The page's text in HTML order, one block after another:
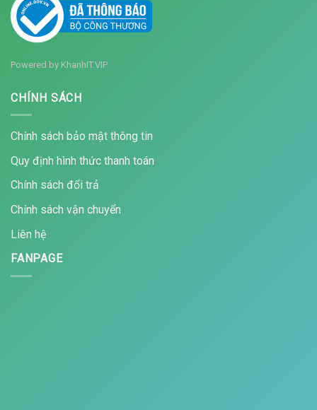
Powered by KhanhIT.VIP
CHÍNH SÁCH
Chính sách bảo mật thông tin
Quy định hình thức thanh toán
Chính sách đổi trả
Chính sách vận chuyển
Liên hệ
FANPAGE